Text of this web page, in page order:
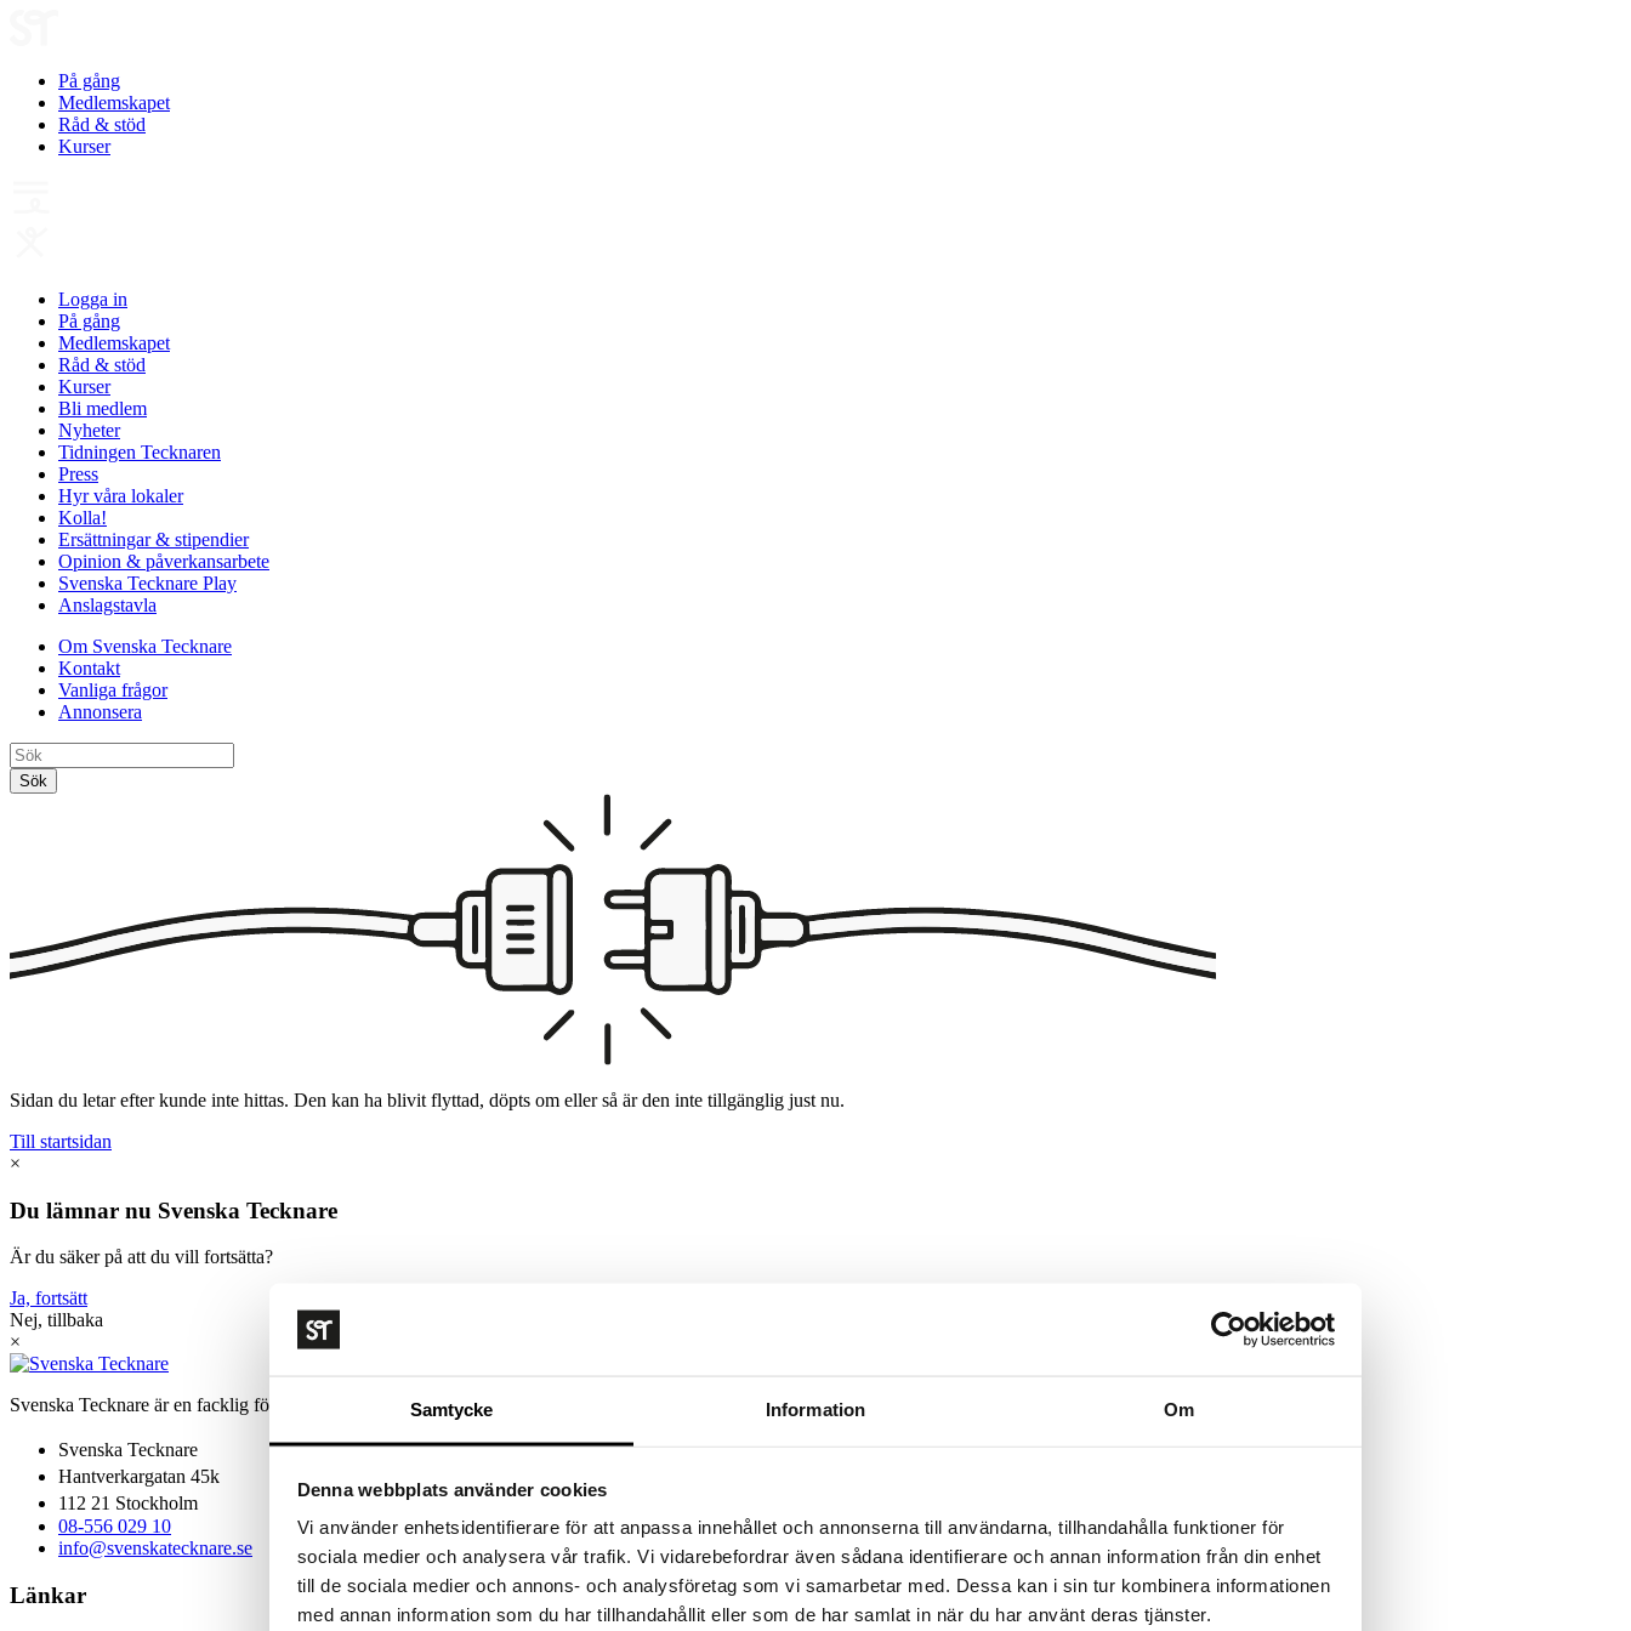
Samtycke Information Om
Denna webbplats använder cookies
Vi använder enhetsidentifierare för att anpassa innehållet och annonserna till användarna, tillhandahålla funktioner för
sociala medier och analysera vår trafik. Vi vidarebefordrar även sådana identifierare och annan information från din enhet
till de sociala medier och annons- och analysföretag som vi samarbetar med. Dessa kan i sin tur kombinera informationen
med annan information som du har tillhandahållit eller som de har samlat in när du har använt deras tjänster.
På gång
Medlemskapet
Råd & stöd
Kurser
Logga in
På gång
Medlemskapet
Råd & stöd
Kurser
Bli medlem
Nyheter
Tidningen Tecknaren
Press
Hyr våra lokaler
Kolla!
Ersättningar & stipendier
Opinion & påverkansarbete
Svenska Tecknare Play
Anslagstavla
Om Svenska Tecknare
Kontakt
Vanliga frågor
Annonsera
Sidan du letar efter kunde inte hittas. Den kan ha blivit flyttad, döpts om eller så är den inte tillgänglig just nu.
Till startsidan
×
Du lämnar nu Svenska Tecknare
Är du säker på att du vill fortsätta?
Ja, fortsätt
Nej, tillbaka
×
Svenska Tecknare är en facklig förening för visuella kreatörer.
Svenska Tecknare
Hantverkargatan 45k
112 21 Stockholm
08-556 029 10
info@svenskatecknare.se
Länkar